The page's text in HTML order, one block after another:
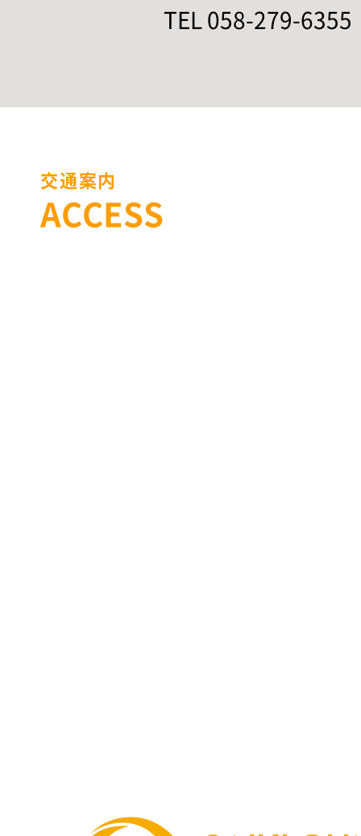
TEL 058-279-6355
交通案内
ACCESS